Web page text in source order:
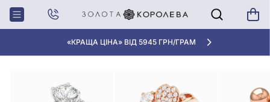
«КРАЩА ЦІНА» ВІД 5945 ГРН/ГРАМ
Головна Каблучки Каблучки - Дніпро
КАБЛУЧКИ - ДНІПРО